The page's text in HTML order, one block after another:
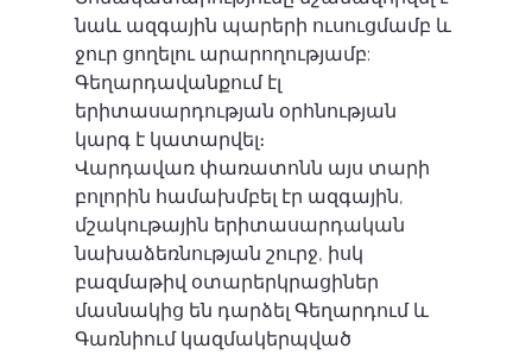
նաև ազգային պարերի ուսուցմամբ և
ջուր ցողելու արարողությամբ:
Գեղարդավանքում էլ
երիտասարդության օրհնության
կարգ է կատարվել։
Վարդավառ փառատոնն այս տարի
բոլորին համախմբել էր ազգային,
մշակութային երիտասարդական
նախաձեռնության շուրջ, իսկ
բազմաթիվ օտարերկրացիներ
մասնակից են դարձել Գեղարդում և
Գառնիում կազմակերպված